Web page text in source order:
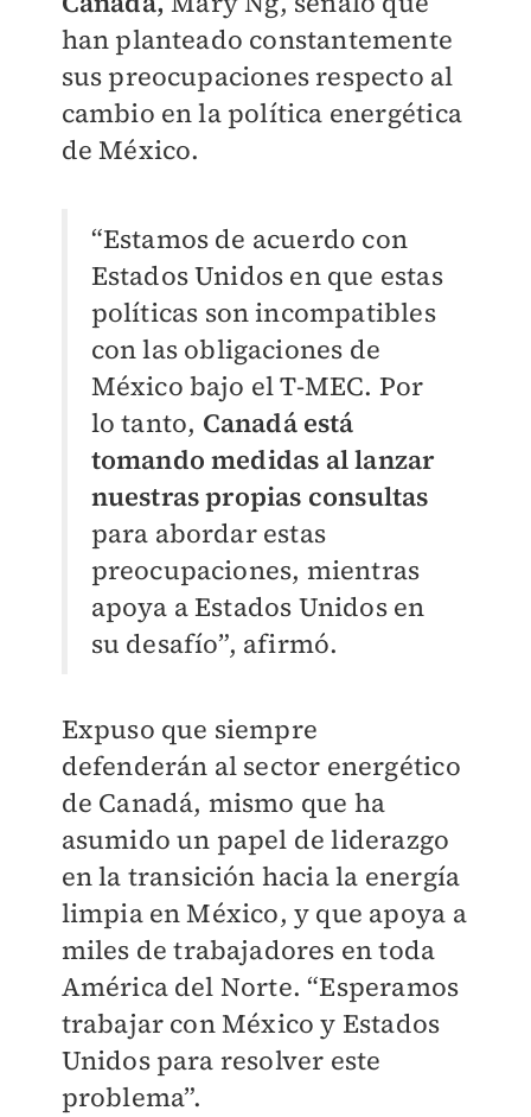
han planteado constantemente
sus preocupaciones respecto al
cambio en la política energética
de México.
“Estamos de acuerdo con
Estados Unidos en que estas
políticas son incompatibles
con las obligaciones de
México bajo el T-MEC. Por
lo tanto, Canadá está
tomando medidas al lanzar
nuestras propias consultas
para abordar estas
preocupaciones, mientras
apoya a Estados Unidos en
su desafío”, afirmó.
Expuso que siempre
defenderán al sector energético
de Canadá, mismo que ha
asumido un papel de liderazgo
en la transición hacia la energía
limpia en México, y que apoya a
miles de trabajadores en toda
América del Norte. “Esperamos
trabajar con México y Estados
Unidos para resolver este
problema”.